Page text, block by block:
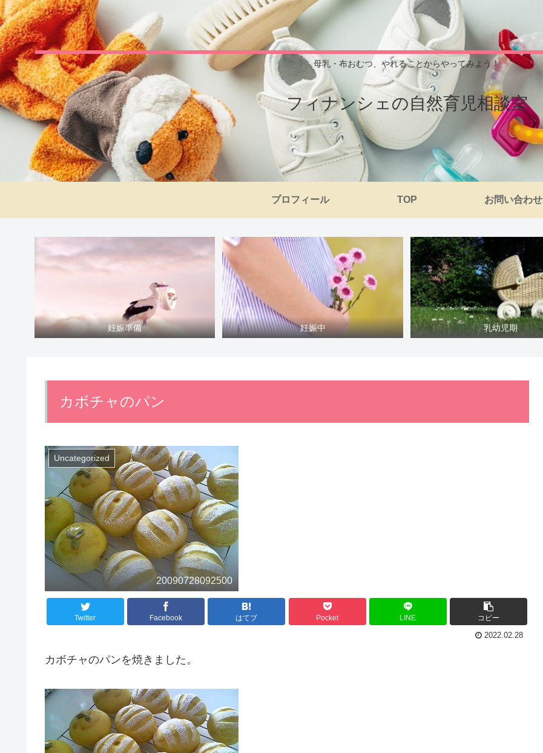
母乳・布おむつ、やれることからやってみよう！
フィナンシェの自然育児相談室
プロフィール TOP お問い合わせ
妊娠準備 妊娠中 乳幼児期
カボチャのパン
Uncategorized
20090728092500
Twitter Facebook はてブ Pocket LINE コピー
2022.02.28
カボチャのパンを焼きました。